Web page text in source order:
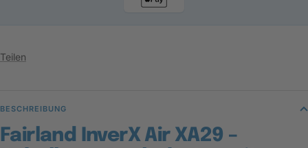
Teilen
BESCHREIBUNG
Fairland InverX Air XA29 –